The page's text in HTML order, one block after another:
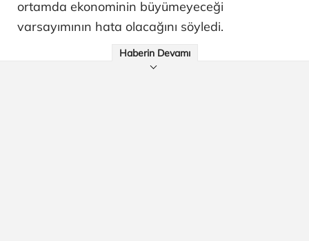
ortamda ekonominin büyümeyeceği
varsayımının hata olacağını söyledi.
Haberin Devamı